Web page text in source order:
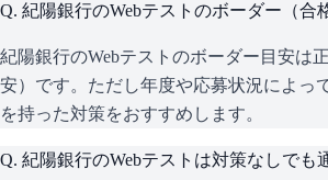
Q. 紀陽銀行のWebテストのボーダー（合
紀陽銀行のWebテストのボーダー目安は
安）です。ただし年度や応募状況によっ
を持った対策をおすすめします。
Q. 紀陽銀行のWebテストは対策なしでも